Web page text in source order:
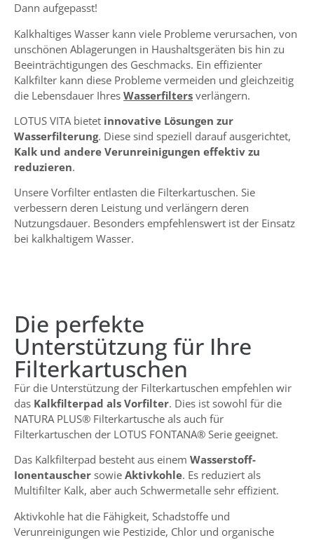
Dann aufgepasst!
Kalkhaltiges Wasser kann viele Probleme verursachen, von
unschönen Ablagerungen in Haushaltsgeräten bis hin zu
Beeinträchtigungen des Geschmacks. Ein effizienter
Kalkfilter kann diese Probleme vermeiden und gleichzeitig
die Lebensdauer Ihres Wasserfilters verlängern.
LOTUS VITA bietet innovative Lösungen zur
Wasserfilterung. Diese sind speziell darauf ausgerichtet,
Kalk und andere Verunreinigungen effektiv zu
reduzieren.
Unsere Vorfilter entlasten die Filterkartuschen. Sie
verbessern deren Leistung und verlängern deren
Nutzungsdauer. Besonders empfehlenswert ist der Einsatz
bei kalkhaltigem Wasser.
Die perfekte
Unterstützung für Ihre
Filterkartuschen
Für die Unterstützung der Filterkartuschen empfehlen wir
das Kalkfilterpad als Vorfilter. Dies ist sowohl für die
NATURA PLUS® Filterkartusche als auch für
Filterkartuschen der LOTUS FONTANA® Serie geeignet.
Das Kalkfilterpad besteht aus einem Wasserstoff-
Ionentauscher sowie Aktivkohle. Es reduziert als
Multifilter Kalk, aber auch Schwermetalle sehr effizient.
Aktivkohle hat die Fähigkeit, Schadstoffe und
Verunreinigungen wie Pestizide, Chlor und organische